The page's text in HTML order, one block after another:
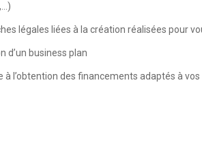
légales liées à la création réalisées pour
d’un business plan
à l’obtention des financements adaptés à vos